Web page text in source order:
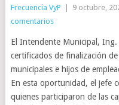
Frecuencia VyP 9 octubre,
comentarios
El Intendente Municipal, Ing.
certificados de finalización
municipales e hijos de
En esta oportunidad, el jefe
quienes participaron de las